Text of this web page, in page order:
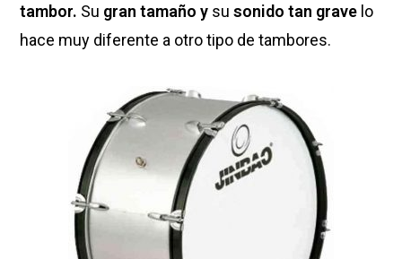
tambor. Su gran tamaño y susonido tan grave lo
hace muy diferente a otro tipo de tambores.